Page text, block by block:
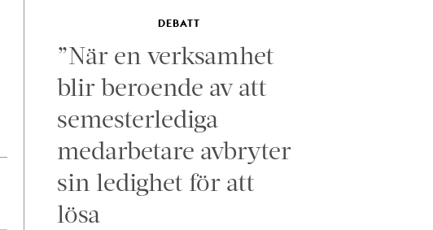
DEBATT
”När en verksamhet
blir beroende av att
semesterlediga
medarbetare avbryter
sin ledighet för att
lösa